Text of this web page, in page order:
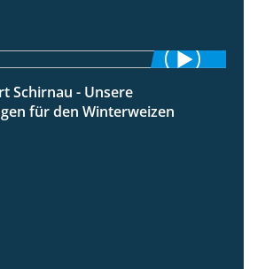
Schirnau - Unsere
für den Winterweizen